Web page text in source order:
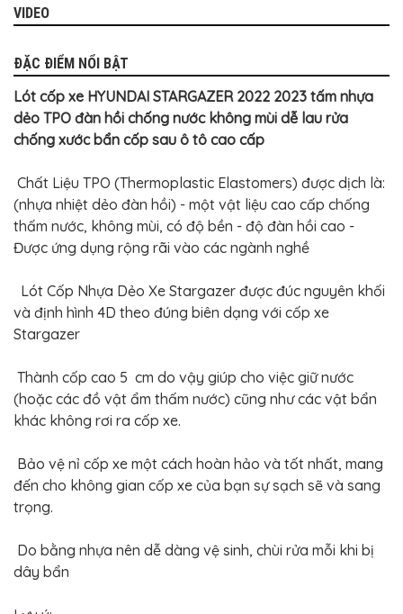
CẤP
CHƠI
XE
MÁY
DÁN
DECAL
Ô
ISUZU
BỌC
GHẾ
DA
Ô
PHỤ
KIỆN
XE
CAO
ĐỒ
CHƠI
XE
ĐẠP
ĐỒ
CÔNG
NGHỆ
KHÁC
VIDEO
ĐẶC ĐIỂM NỔI BẬT
Lót cốp xe HYUNDAI STARGAZER 2022 2023 tấm nhựa
dẻo TPO đàn hồi chống nước không mùi dễ lau rửa
chống xước bẩn cốp sau ô tô cao cấp
Chất Liệu TPO (Thermoplastic Elastomers) được dịch là:
(nhựa nhiệt dẻo đàn hồi) - một vật liệu cao cấp chống
thấm nước, không mùi, có độ bền - độ đàn hồi cao -
Được ứng dụng rộng rãi vào các ngành nghề
Lót Cốp Nhựa Dẻo Xe Stargazer được đúc nguyên khối
và định hình 4D theo đúng biên dạng với cốp xe
Stargazer
Thành cốp cao 5 cm do vậy giúp cho việc giữ nước
(hoặc các đồ vật ẩm thấm nước) cũng như các vật bẩn
khác không rơi ra cốp xe.
Bảo vệ nỉ cốp xe một cách hoàn hảo và tốt nhất, mang
đến cho không gian cốp xe của bạn sự sạch sẽ và sang
trọng.
Do bằng nhựa nên dễ dàng vệ sinh, chùi rửa mỗi khi bị
dây bẩn